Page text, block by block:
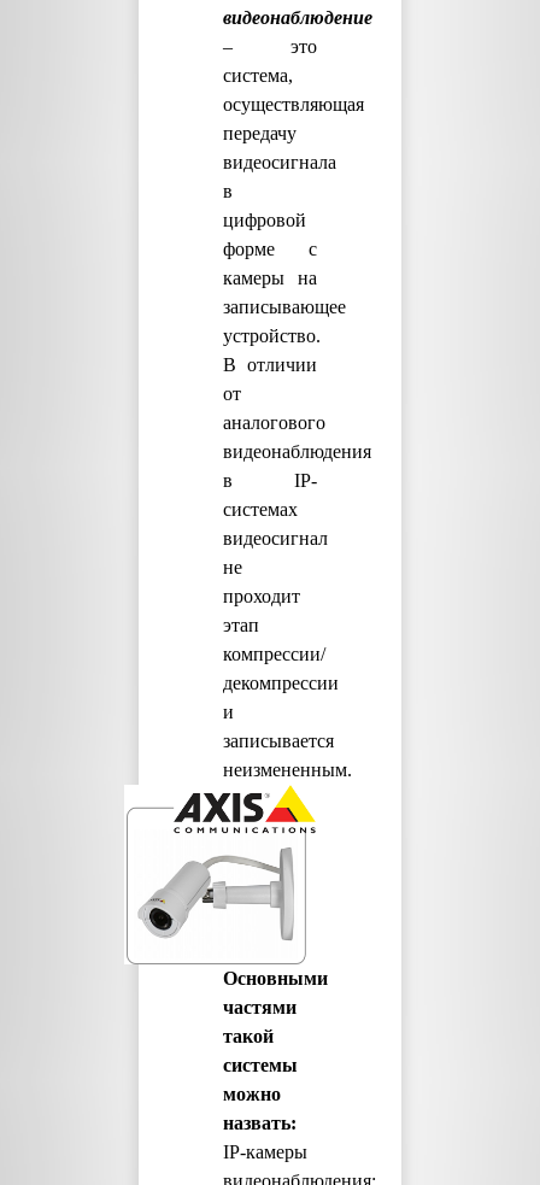
видеонаблюдение
– это
система,
осуществляющая
передачу
видеосигнала
в
цифровой
форме с
камеры на
записывающее
устройство.
В отличии
от
аналогового
видеонаблюдения
в IP-
системах
видеосигнал
не
проходит
этап
компрессии/
декомпрессии
и
записывается
неизмененным.
Основными
частями
такой
системы
можно
назвать:
IP-камеры
видеонаблюдения;